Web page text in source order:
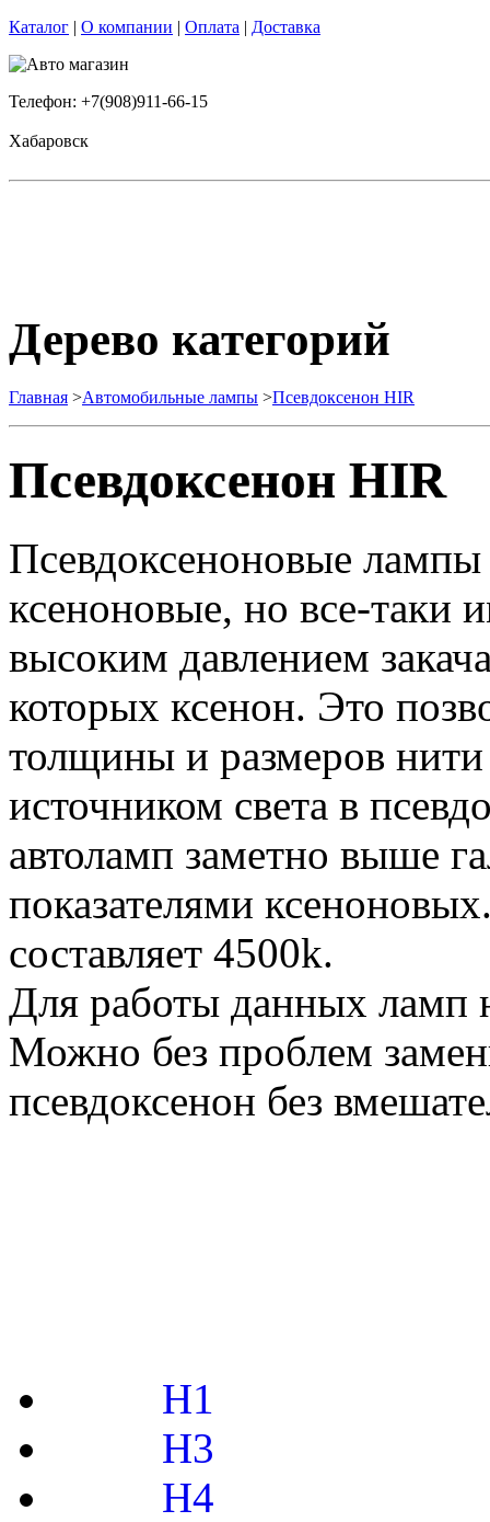
Каталог | О компании | Оплата | Доставка
Телефон: +7(908)911-66-15
Хабаровск
Дерево категорий
Главная >Автомобильные лампы >Псевдоксенон HIR
Псевдоксенон HIR
Псевдоксеноновые
ксеноновые, но все-таки
высоким давлением
которых ксенон. Это
толщины и размеров нити
источником света в
автоламп заметно выше
показателями
составляет 4500k.
Для работы данных ламп
Можно без проблем
псевдоксенон без
H1
H3
H4